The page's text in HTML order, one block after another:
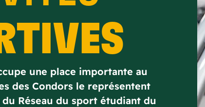
une place importante au
des Condors le représentent
Réseau du sport étudiant du